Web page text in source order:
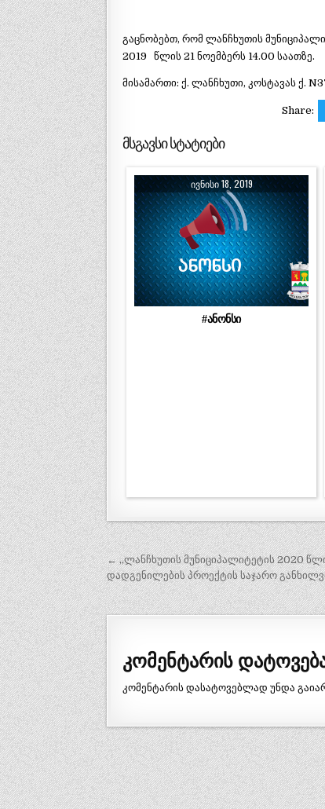
გაცნობებთ, რომ ლანჩხუთის
2019 წლის 21 ნოემბერს 14.00 საათზე.
მისამართი: ქ. ლანჩხუთი, კოსტავას ქ.
Share:
მსგავსი სტატიები
ᲘᲕᲜᲘᲡᲘ 18, 2019
#ანონსი
პოსტის
ნავიგაცია
← ,,ლანჩხუთის მუნიციპალიტეტის 2020
დადგენილების პროექტის საჯარო
კომენტარის
კომენტარის დასატოვებლად უნდა